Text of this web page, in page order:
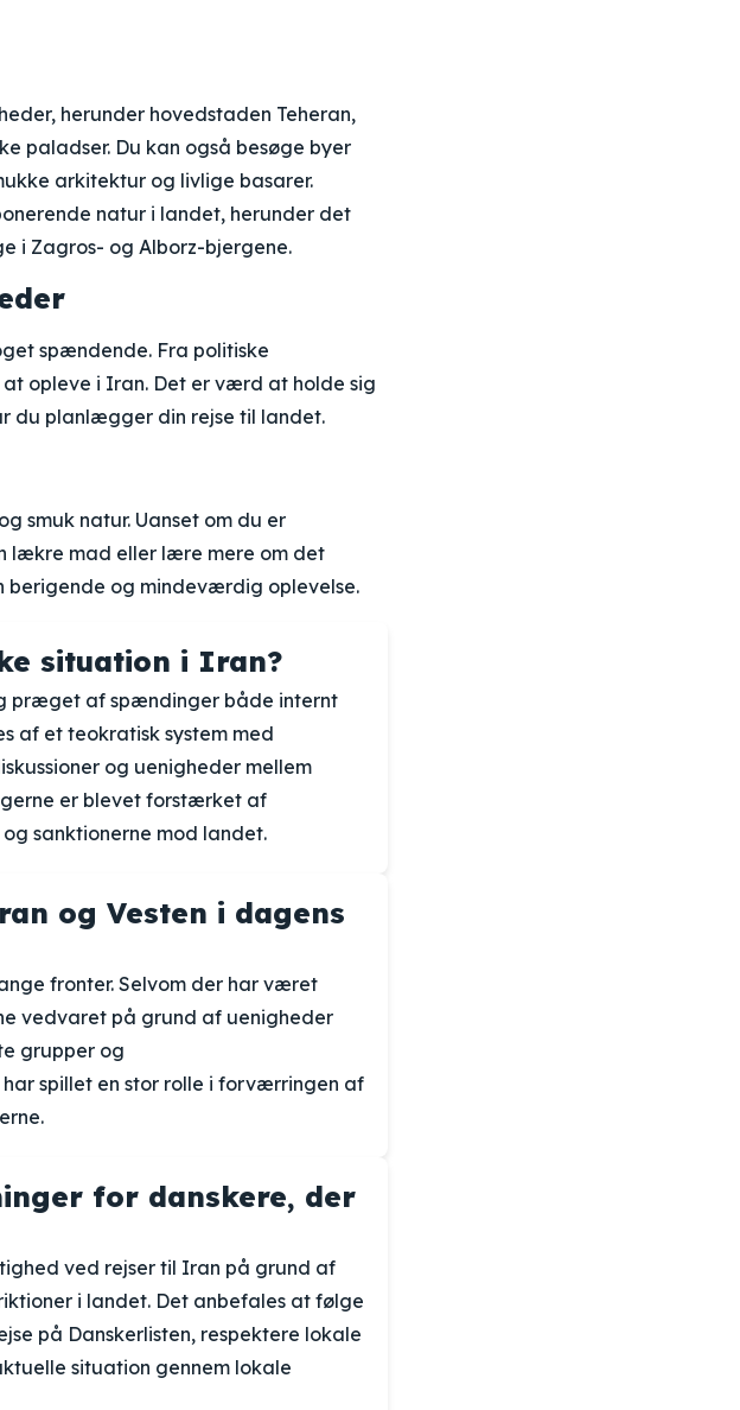
herunder hovedstaden Teheran,
paladser. Du kan også besøge byer
arkitektur og livlige basarer.
natur i landet, herunder det
i Zagros- og Alborz-bjergene.
spændende. Fra politiske
opleve i Iran. Det er værd at holde sig
du planlægger din rejse til landet.
smuk natur. Uanset om du er
lækre mad eller lære mere om det
berigende og mindeværdig oplevelse.
situation i Iran?
præget af spændinger både internt
af et teokratisk system med
og uenigheder mellem
er blevet forstærket af
sanktionerne mod landet.
og Vesten i dagens
fronter. Selvom der har været
vedvaret på grund af uenigheder
grupper og
spillet en stor rolle i forværringen af
for danskere, der
ved rejser til Iran på grund af
i landet. Det anbefales at følge
på Danskerlisten, respektere lokale
situation gennem lokale